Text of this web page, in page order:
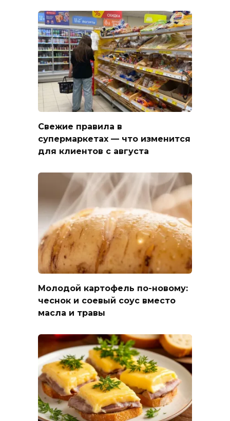
Свежие правила в
супермаркетах — что изменится
для клиентов с августа
Молодой картофель по-новому:
чеснок и соевый соус вместо
масла и травы